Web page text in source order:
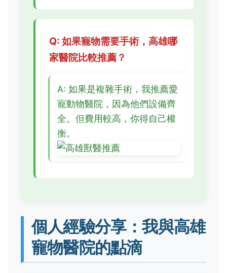
Q: 如果寵物需要手術，高雄哪
家醫院比較推薦？
A: 如果是複雜手術，我推薦愛
寵動物醫院，因為他們設備齊
全。但費用較高，你得自己權
衡。
個人經驗分享：我與高雄
寵物醫院的點滴